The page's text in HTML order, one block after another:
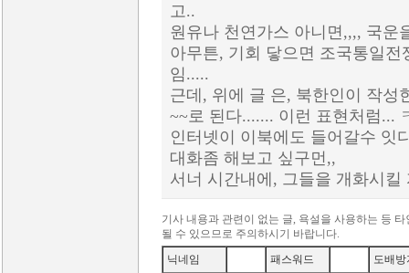
고..
원유나 천연가스 아니면,,,, 국운
아무튼, 기회 닿으면 조국통일
임.....
근데, 위에 글 은, 북한인이 작성
~~로 된다....... 이런 표현처럼...
인터넷이 이북에도 들어갈수 잇
대화좀 해보고 싶구먼,,
서너 시간내에, 그들을 개화시
기사 내용과 관련이 없는 글, 욕설을 사용하는 등
될 수 있으므로 주의하시기 바랍니다.
닉네임
패스워드
도배방